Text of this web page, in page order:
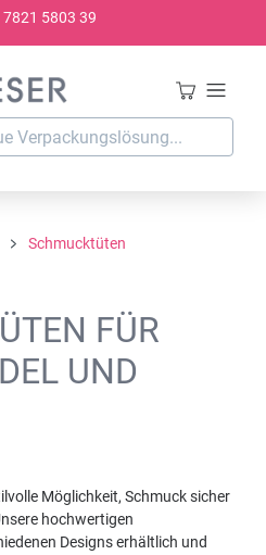
7821 5803 39
Schmucktüten
FÜR
UND
Möglichkeit, Schmuck sicher
hochwertigen
Designs erhältlich und